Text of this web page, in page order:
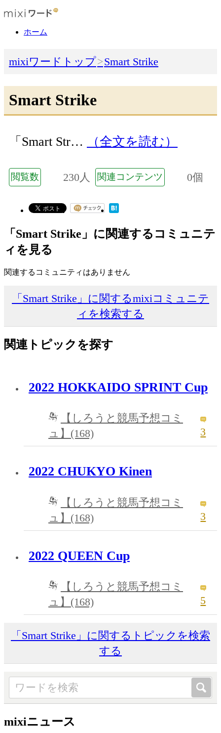
ホーム
mixiワードトップ Smart Strike
Smart Strike
「Smart Str… （全文を読む）
閲覧数 230人 関連コンテンツ 0個
「Smart Strike」に関連するコミュニテ
ィを見る
関連するコミュニティはありません
「Smart Strike」に関するmixiコミュニテ
ィを検索する
関連トピックを探す
2022 HOKKAIDO SPRINT Cup
【しろうと競馬予想コミ
ュ】(168)
3
2022 CHUKYO Kinen
【しろうと競馬予想コミ
ュ】(168)
3
2022 QUEEN Cup
【しろうと競馬予想コミ
ュ】(168)
5
「Smart Strike」に関するトピックを検索
する
mixiニュース